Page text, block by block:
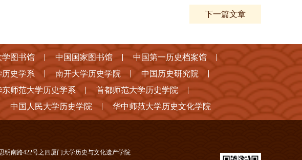
下一篇文章
学图书馆 中国国家图书馆
中国第一历史档案馆
史学系 南开大学历史学院
中国历史研究院
东师范大学历史学系
首都师范大学历史学院
中国人民大学历史学院 华中师范大学历史文化学院
明南路422号之四厦门大学历史与文化遗产学院